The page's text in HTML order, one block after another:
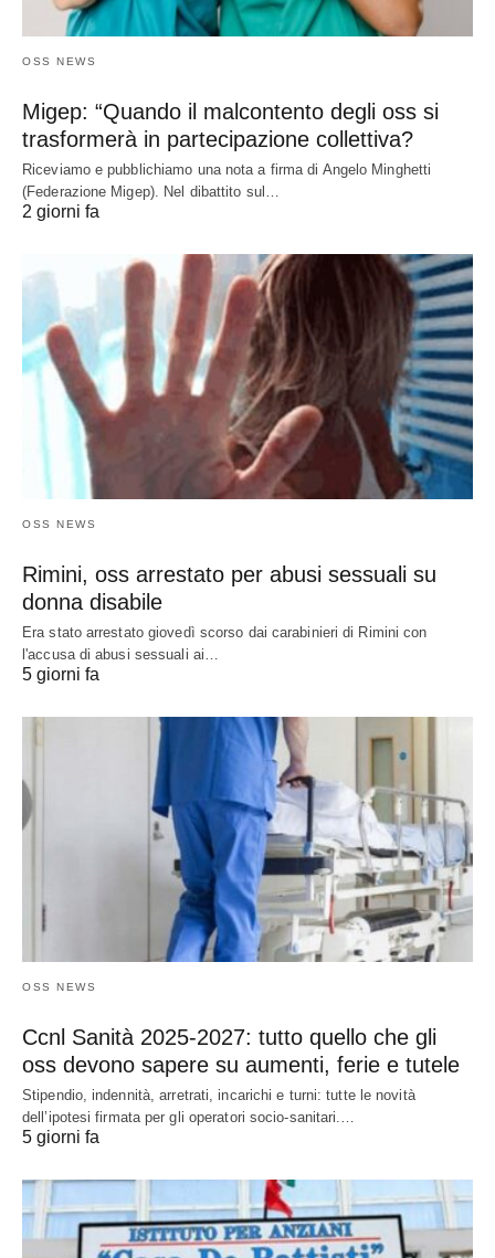
OSS NEWS
Migep: “Quando il malcontento degli oss si
trasformerà in partecipazione collettiva?
Riceviamo e pubblichiamo una nota a firma di Angelo Minghetti
(Federazione Migep). Nel dibattito sul…
2 giorni fa
OSS NEWS
Rimini, oss arrestato per abusi sessuali su
donna disabile
Era stato arrestato giovedì scorso dai carabinieri di Rimini con
l'accusa di abusi sessuali ai…
5 giorni fa
OSS NEWS
Ccnl Sanità 2025-2027: tutto quello che gli
oss devono sapere su aumenti, ferie e tutele
Stipendio, indennità, arretrati, incarichi e turni: tutte le novità
dell’ipotesi firmata per gli operatori socio-sanitari.…
5 giorni fa